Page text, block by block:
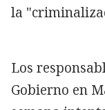
la
Los
Gobierno en